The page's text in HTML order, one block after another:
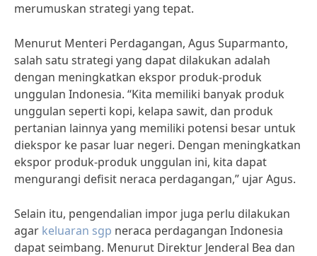
merumuskan strategi yang tepat.
Menurut Menteri Perdagangan, Agus Suparmanto,
salah satu strategi yang dapat dilakukan adalah
dengan meningkatkan ekspor produk-produk
unggulan Indonesia. “Kita memiliki banyak produk
unggulan seperti kopi, kelapa sawit, dan produk
pertanian lainnya yang memiliki potensi besar untuk
diekspor ke pasar luar negeri. Dengan meningkatkan
ekspor produk-produk unggulan ini, kita dapat
mengurangi defisit neraca perdagangan,” ujar Agus.
Selain itu, pengendalian impor juga perlu dilakukan
agar keluaran sgp neraca perdagangan Indonesia
dapat seimbang. Menurut Direktur Jenderal Bea dan